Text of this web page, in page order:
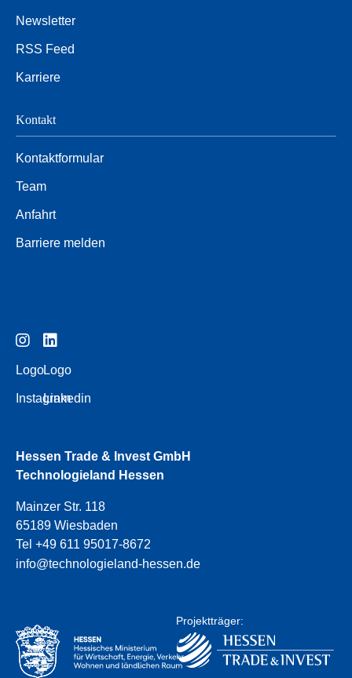
Newsletter
RSS Feed
Karriere
Kontakt
Kontaktformular
Team
Anfahrt
Barriere melden
Logo
Instagram
Logo
Linkedin
Hessen Trade & Invest GmbH
Technologieland Hessen
Mainzer Str. 118
65189 Wiesbaden
Tel +49 611 95017-8672
info@technologieland-hessen.de
Projektträger: